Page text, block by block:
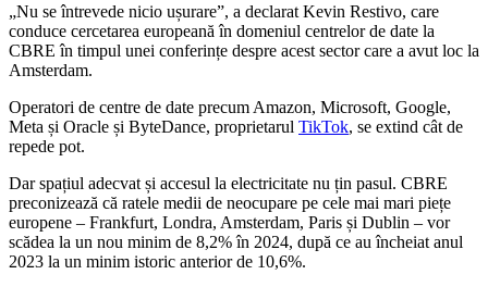
„Nu se întrevede nicio ușurare”, a declarat Kevin Restivo, care
conduce cercetarea europeană în domeniul centrelor de date la
CBRE în timpul unei conferințe despre acest sector care a avut loc la
Amsterdam.
Operatori de centre de date precum Amazon, Microsoft, Google,
Meta și Oracle și ByteDance, proprietarul TikTok, se extind cât de
repede pot.
Dar spațiul adecvat și accesul la electricitate nu țin pasul. CBRE
preconizează că ratele medii de neocupare pe cele mai mari piețe
europene – Frankfurt, Londra, Amsterdam, Paris și Dublin – vor
scădea la un nou minim de 8,2% în 2024, după ce au încheiat anul
2023 la un minim istoric anterior de 10,6%.